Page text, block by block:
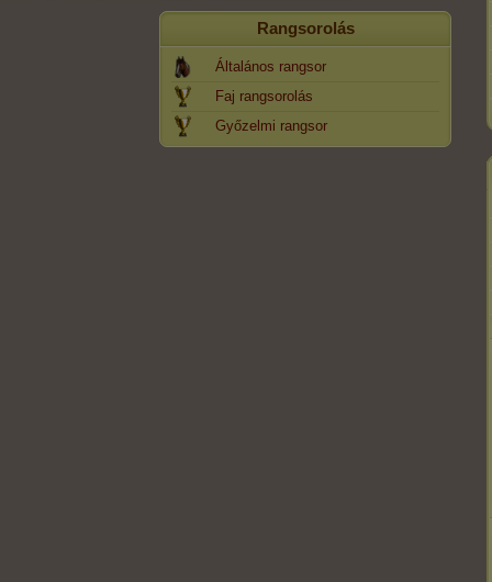
Rangsorolás
Általános rangsor
Faj rangsorolás
Győzelmi rangsor